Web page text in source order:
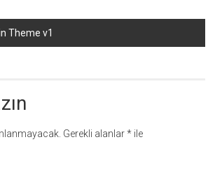
Theme v1
Gerekli alanlar* ile